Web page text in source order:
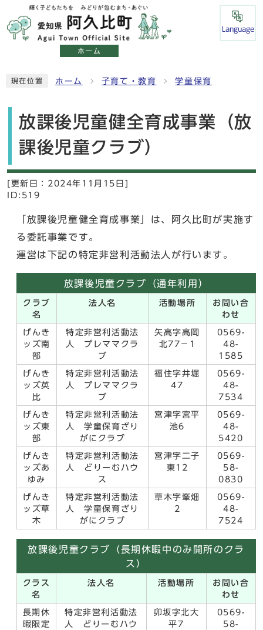
ホーム
Language
現在位置 ホーム 子育て・教育 学童保育
放課後児童健全育成事業（放
課後児童クラブ）
[更新日： 2024年11月15日]
ID:519
「放課後児童健全育成事業」は、阿久比町が実施す
る委託事業です。
運営は下記の特定非営利活動法人が行います。
放課後児童クラブ（通年利用）
クラブ
名
法人名 活動場所
お問い合
わせ
げんき
ッズ南
部
特定非営利活動法
人 プレママクラ
ブ
矢高字高岡
北77－1
0569-
48-
1585
げんき
ッズ英
比
特定非営利活動法
人 プレママクラ
ブ
福住字井堀
47
0569-
48-
7534
げんき
ッズ東
部
特定非営利活動法
人 学童保育ざり
がにクラブ
宮津字宮平
池6
0569-
48-
5420
げんき
ッズあ
ゆみ
特定非営利活動法
人 どりーむハウ
ス
宮津字二子
東12
0569-
58-
0830
げんき
ッズ草
木
特定非営利活動法
人 学童保育ざり
がにクラブ
草木字峯畑
2
0569-
48-
7524
放課後児童クラブ（長期休暇中のみ開所のクラ
ス）
クラス
名
法人名 活動場所
お問い合
わせ
長期休
暇限定
特定非営利活動法
人 どりーむハウ
卯坂字北大
平7
0569-
58-